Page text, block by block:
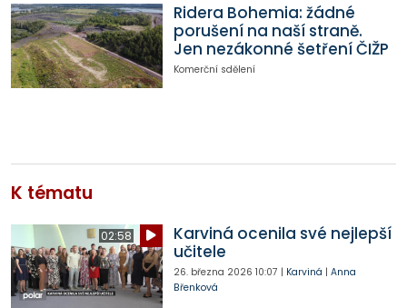
Ridera Bohemia: žádné
porušení na naší straně.
Jen nezákonné šetření ČIŽP
Komerční sdělení
K tématu
02:58
Karviná ocenila své nejlepší
učitele
26. března 2026 10:07 | Karviná | Anna
Břenková